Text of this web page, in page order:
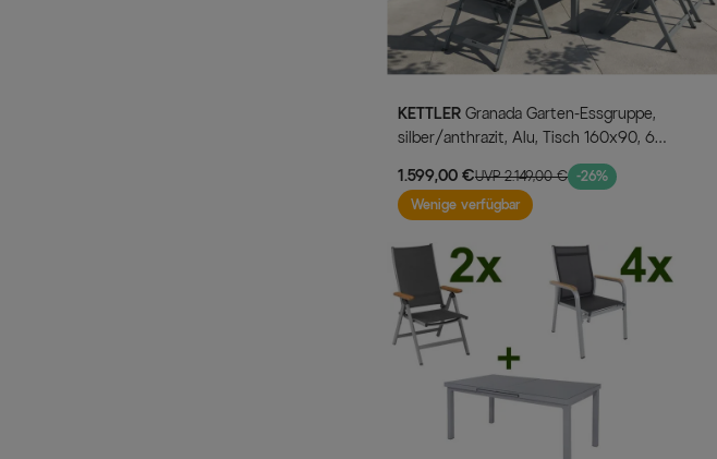
KETTLER
silber/anthrazit, Alu, Tisch 160x90, 6
1.599,00 €UVP 2.149,00 € -26%
Wenige verfügbar